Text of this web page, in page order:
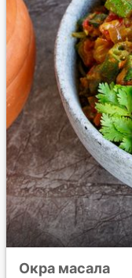
Окра масала